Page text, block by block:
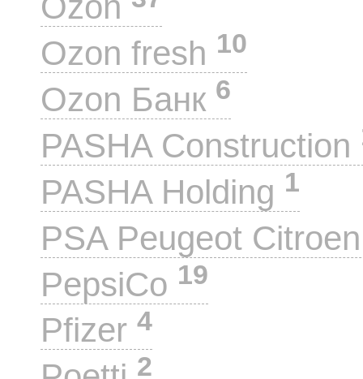
Ozon fresh 10
Ozon Банк 6
PASHA Construction
PASHA Holding 1
PSA Peugeot
PepsiCo 19
Pfizer 4
2